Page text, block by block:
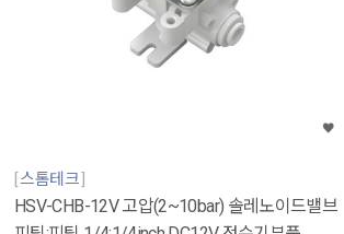
스톰테크
HSV-CHB-12V 고압(2~10bar) 솔레노이드밸브